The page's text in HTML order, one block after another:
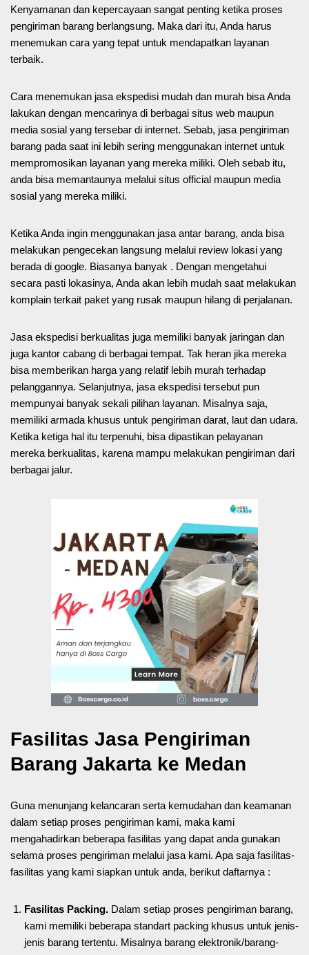
Kenyamanan dan kepercayaan sangat penting ketika proses
pengiriman barang berlangsung. Maka dari itu, Anda harus
menemukan cara yang tepat untuk mendapatkan layanan
terbaik.
Cara menemukan jasa ekspedisi mudah dan murah bisa Anda
lakukan dengan mencarinya di berbagai situs web maupun
media sosial yang tersebar di internet. Sebab, jasa pengiriman
barang pada saat ini lebih sering menggunakan internet untuk
mempromosikan layanan yang mereka miliki. Oleh sebab itu,
anda bisa memantaunya melalui situs official maupun media
sosial yang mereka miliki.
Ketika Anda ingin menggunakan jasa antar barang, anda bisa
melakukan pengecekan langsung melalui review lokasi yang
berada di google. Biasanya banyak . Dengan mengetahui
secara pasti lokasinya, Anda akan lebih mudah saat melakukan
komplain terkait paket yang rusak maupun hilang di perjalanan.
Jasa ekspedisi berkualitas juga memiliki banyak jaringan dan
juga kantor cabang di berbagai tempat. Tak heran jika mereka
bisa memberikan harga yang relatif lebih murah terhadap
pelanggannya. Selanjutnya, jasa ekspedisi tersebut pun
mempunyai banyak sekali pilihan layanan. Misalnya saja,
memiliki armada khusus untuk pengiriman darat, laut dan udara.
Ketika ketiga hal itu terpenuhi, bisa dipastikan pelayanan
mereka berkualitas, karena mampu melakukan pengiriman dari
berbagai jalur.
Fasilitas Jasa Pengiriman
Barang Jakarta ke Medan
Guna menunjang kelancaran serta kemudahan dan keamanan
dalam setiap proses pengiriman kami, maka kami
mengahadirkan beberapa fasilitas yang dapat anda gunakan
selama proses pengiriman melalui jasa kami. Apa saja fasilitas-
fasilitas yang kami siapkan untuk anda, berikut daftarnya :
Fasilitas Packing. Dalam setiap proses pengiriman barang,
kami memiliki beberapa standart packing khusus untuk jenis-
jenis barang tertentu. Misalnya barang elektronik/barang-